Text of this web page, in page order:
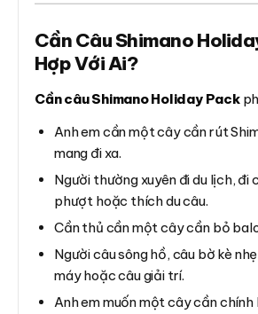
Cần Câu Shimano
Hợp Với Ai?
Cần câu Shimano Holiday Pack
Anh em cần một cây cần rút
mang đi xa.
Người thường xuyên đi du lịch, đi
phượt hoặc thích du câu.
Cần thủ cần một cây cần bỏ
Người câu sông hồ, câu bờ kè
máy hoặc câu giải trí.
Anh em muốn một cây cần chính